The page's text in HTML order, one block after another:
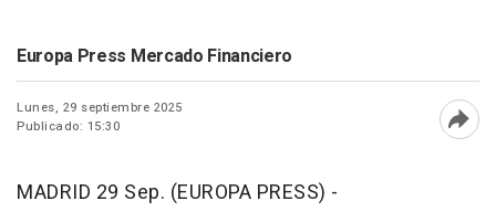
Europa Press Mercado Financiero
Lunes, 29 septiembre 2025
Publicado: 15:30
MADRID 29 Sep. (EUROPA PRESS) -